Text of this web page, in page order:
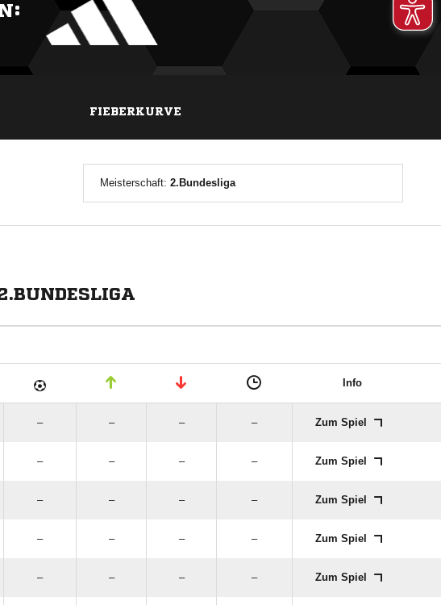
FIEBERKURVE
Meisterschaft: 2.Bundesliga
Info
– – – – Zum Spiel
– – – – Zum Spiel
– – – – Zum Spiel
– – – – Zum Spiel
– – – – Zum Spiel